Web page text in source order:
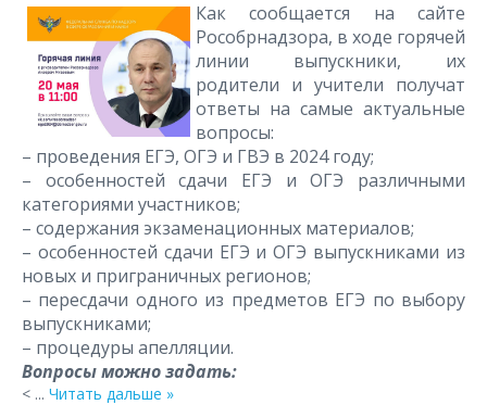
Как сообщается на сайте
Рособрнадзора, в ходе горячей
линии выпускники, их
родители и учители получат
ответы на самые актуальные
вопросы:
– проведения ЕГЭ, ОГЭ и ГВЭ в 2024 году;
– особенностей сдачи ЕГЭ и ОГЭ различными
категориями участников;
– содержания экзаменационных материалов;
– особенностей сдачи ЕГЭ и ОГЭ выпускниками из
новых и приграничных регионов;
– пересдачи одного из предметов ЕГЭ по выбору
выпускниками;
– процедуры апелляции.
Вопросы можно задать:
< ... Читать дальше »